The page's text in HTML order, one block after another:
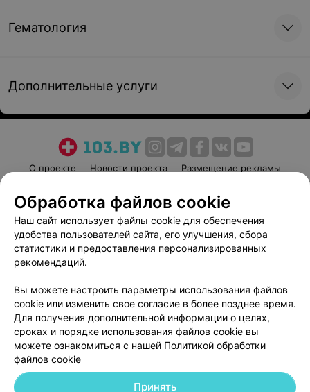
36 руб.
Иммунофлуоресценция
количественная cСRP
собак
50 руб.
Записаться
Иммунофлуоресценция
количественная
48 руб.
Записаться
Иммунофлуоресценция
количественная
fPL(панкреатическая
липаза) у кошек
50 руб.
Иммунофлуоресценция
количественная FSAA(
амилоида А кошек)
Гематология
Дополнительные услуги
О проекте Новости проекта
Размещение рекламы
Пользовательское соглашение
Способы оплаты
Вакансии
Партнеры
Написать руководителю 103.by
Обработка персональных данных
Обработка файлов cookie
Наш сайт использует файлы cookie для обеспечения
удобства пользователей сайта, его улучшения, сбора
статистики и предоставления персонализированных
рекомендаций.
Вы можете настроить параметры использования файлов
cookie или изменить свое согласие в более позднее время.
Для получения дополнительной информации о целях,
сроках и порядке использования файлов cookie вы
можете ознакомиться с нашей Политикой обработки
файлов cookie
Принять